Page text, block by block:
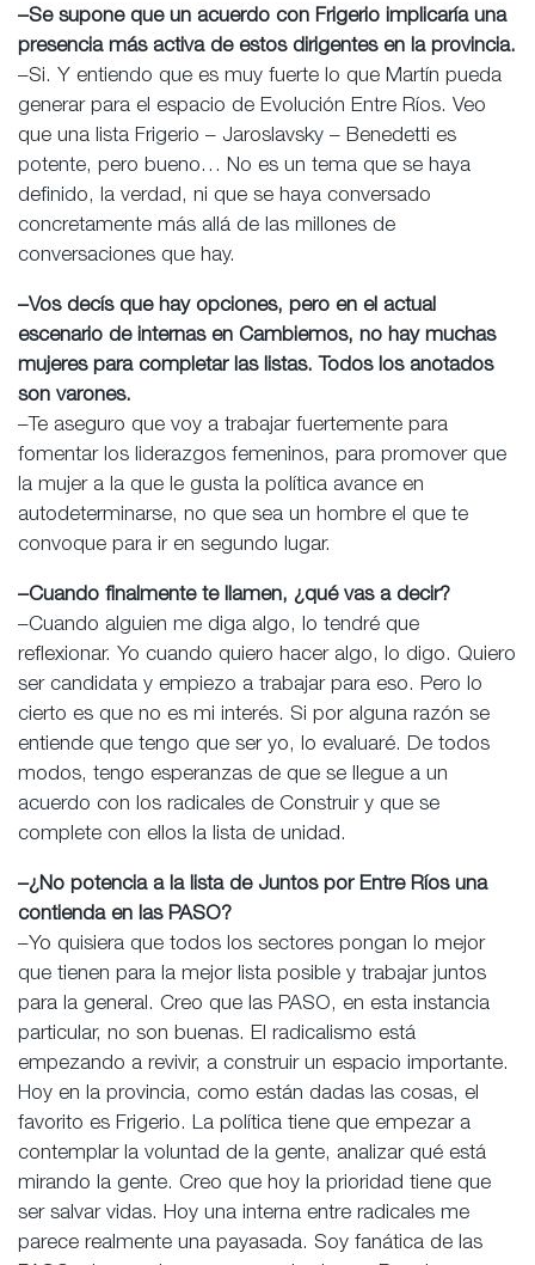
–Se supone que un acuerdo con Frigerio implicaría una
presencia más activa de estos dirigentes en la provincia.
–Si. Y entiendo que es muy fuerte lo que Martín pueda
generar para el espacio de Evolución Entre Ríos. Veo
que una lista Frigerio – Jaroslavsky – Benedetti es
potente, pero bueno… No es un tema que se haya
definido, la verdad, ni que se haya conversado
concretamente más allá de las millones de
conversaciones que hay.
–Vos decís que hay opciones, pero en el actual
escenario de internas en Cambiemos, no hay muchas
mujeres para completar las listas. Todos los anotados
son varones.
–Te aseguro que voy a trabajar fuertemente para
fomentar los liderazgos femeninos, para promover que
la mujer a la que le gusta la política avance en
autodeterminarse, no que sea un hombre el que te
convoque para ir en segundo lugar.
–Cuando finalmente te llamen, ¿qué vas a decir?
–Cuando alguien me diga algo, lo tendré que
reflexionar. Yo cuando quiero hacer algo, lo digo. Quiero
ser candidata y empiezo a trabajar para eso. Pero lo
cierto es que no es mi interés. Si por alguna razón se
entiende que tengo que ser yo, lo evaluaré. De todos
modos, tengo esperanzas de que se llegue a un
acuerdo con los radicales de Construir y que se
complete con ellos la lista de unidad.
–¿No potencia a la lista de Juntos por Entre Ríos una
contienda en las PASO?
–Yo quisiera que todos los sectores pongan lo mejor
que tienen para la mejor lista posible y trabajar juntos
para la general. Creo que las PASO, en esta instancia
particular, no son buenas. El radicalismo está
empezando a revivir, a construir un espacio importante.
Hoy en la provincia, como están dadas las cosas, el
favorito es Frigerio. La política tiene que empezar a
contemplar la voluntad de la gente, analizar qué está
mirando la gente. Creo que hoy la prioridad tiene que
ser salvar vidas. Hoy una interna entre radicales me
parece realmente una payasada. Soy fanática de las